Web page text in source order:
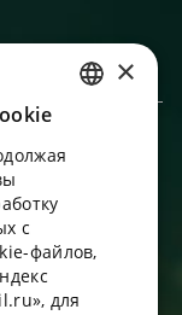
информационных
по размещению
товаров.
ENGLISH
UKRAINIAN
PORTUGUESE
×
с
файлов,
для